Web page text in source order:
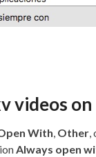
videos
With, Other,
Always open